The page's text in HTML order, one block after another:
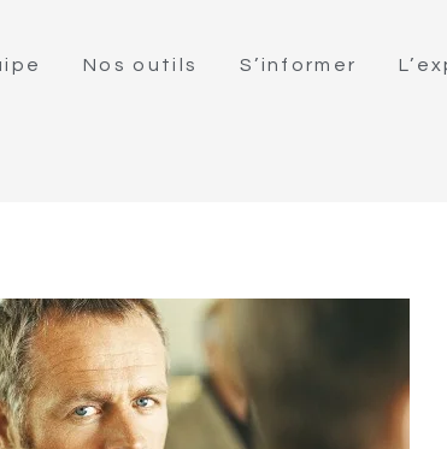
Nos outils S’informer